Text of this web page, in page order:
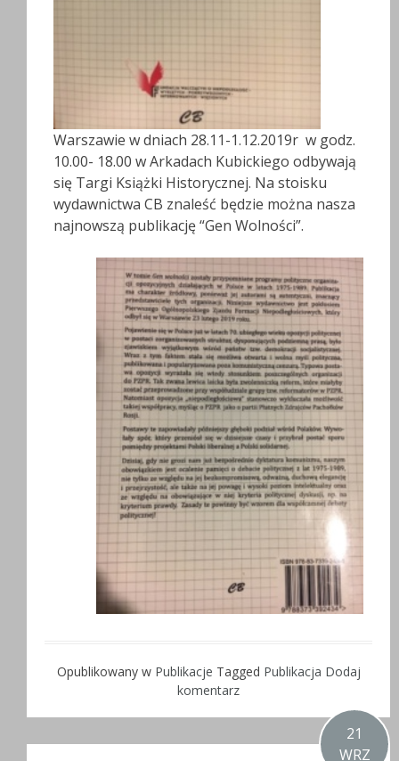
Warszawie w dniach 28.11-1.12.2019r w godz.
10.00- 18.00 w Arkadach Kubickiego odbywają
się Targi Książki Historycznej. Na stoisku
wydawnictwa CB znaleść będzie można nasza
najnowszą publikację “Gen Wolności”.
Opublikowany w Publikacje Tagged Publikacja Dodaj
komentarz
21
WRZ